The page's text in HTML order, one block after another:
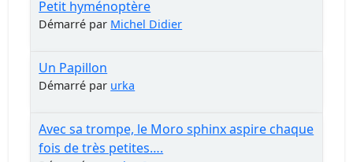
Petit hyménoptère
Démarré par Michel Didier
Un Papillon
Démarré par urka
Avec sa trompe, le Moro sphinx aspire chaque
fois de très petites….